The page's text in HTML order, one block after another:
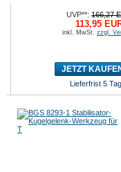
UVP**:166,27
113,95
inkl. MwSt.zzgl.
JETZT
Lieferfrist 5